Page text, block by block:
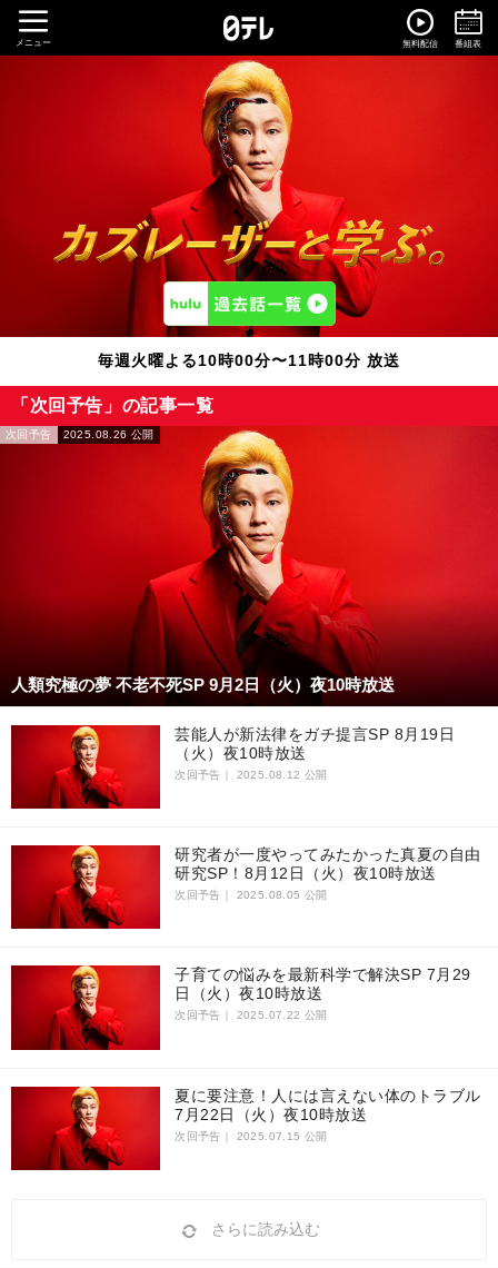
メニュー 無料配信 番組表
毎週火曜よる10時00分〜11時00分 放送
「次回予告」の記事一覧
人類究極の夢 不老不死SP 9月2日（火）夜10時放送
次回予告 2025.08.26 公開
芸能人が新法律をガチ提言SP 8月19日
（火）夜10時放送
次回予告｜ 2025.08.12 公開
研究者が一度やってみたかった真夏の自由
研究SP！8月12日（火）夜10時放送
次回予告｜ 2025.08.05 公開
子育ての悩みを最新科学で解決SP 7月29
日（火）夜10時放送
次回予告｜ 2025.07.22 公開
夏に要注意！人には言えない体のトラブル
7月22日（火）夜10時放送
次回予告｜ 2025.07.15 公開
さらに読み込む